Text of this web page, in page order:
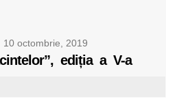
10 octombrie, 2019
ediția a V-a